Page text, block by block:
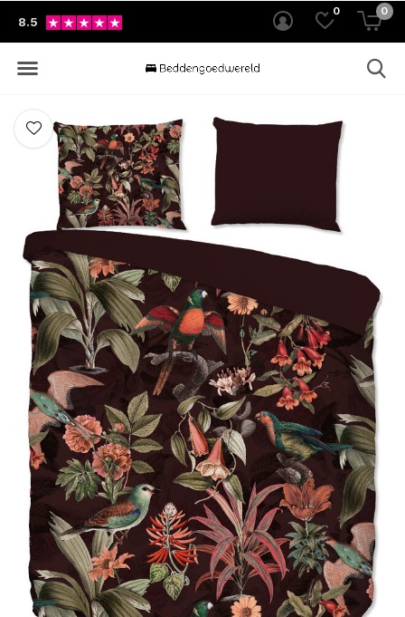
0 0
8.5